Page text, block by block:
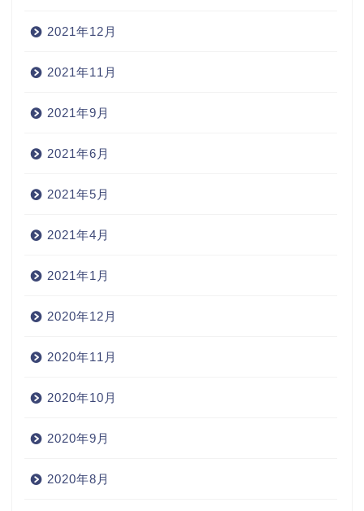
2021年12月
2021年11月
2021年9月
2021年6月
2021年5月
2021年4月
2021年1月
2020年12月
2020年11月
2020年10月
2020年9月
2020年8月